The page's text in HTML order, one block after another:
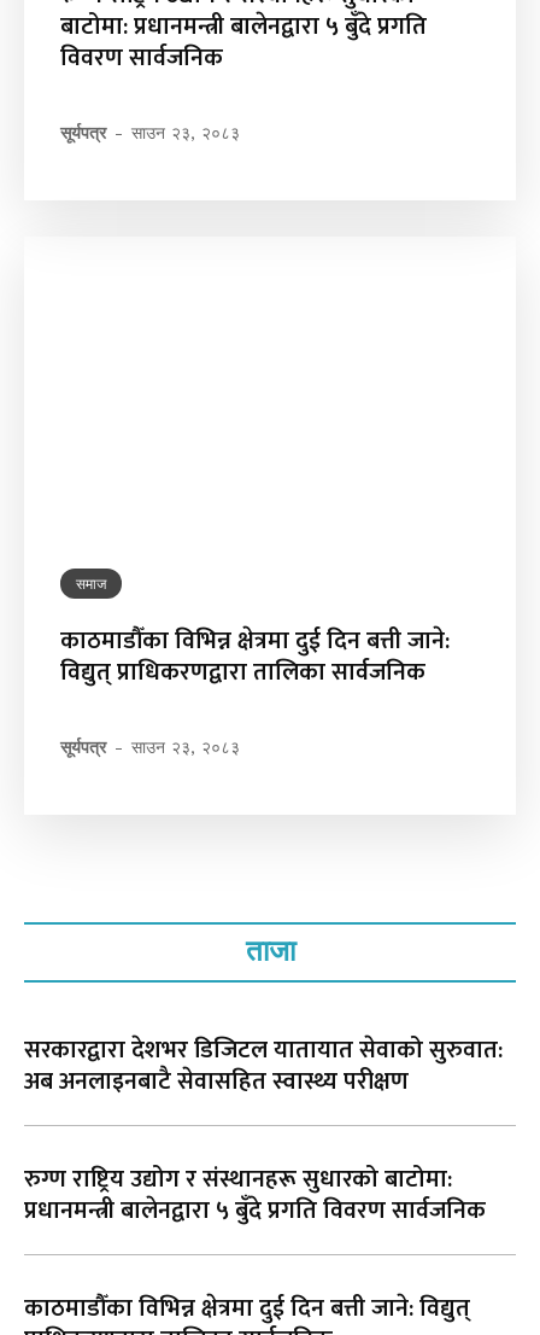
बाटोमा: प्रधानमन्त्री बालेनद्वारा ५ बुँदे प्रगति
विवरण सार्वजनिक
सूर्यपत्र - साउन २३, २०८३
समाज
काठमाडौँका विभिन्न क्षेत्रमा दुई दिन बत्ती जाने:
विद्युत् प्राधिकरणद्वारा तालिका सार्वजनिक
सूर्यपत्र - साउन २३, २०८३
ताजा
सरकारद्वारा देशभर डिजिटल यातायात सेवाको सुरुवात:
अब अनलाइनबाटै सेवासहित स्वास्थ्य परीक्षण
रुग्ण राष्ट्रिय उद्योग र संस्थानहरू सुधारको बाटोमा:
प्रधानमन्त्री बालेनद्वारा ५ बुँदे प्रगति विवरण सार्वजनिक
काठमाडौँका विभिन्न क्षेत्रमा दुई दिन बत्ती जाने: विद्युत्